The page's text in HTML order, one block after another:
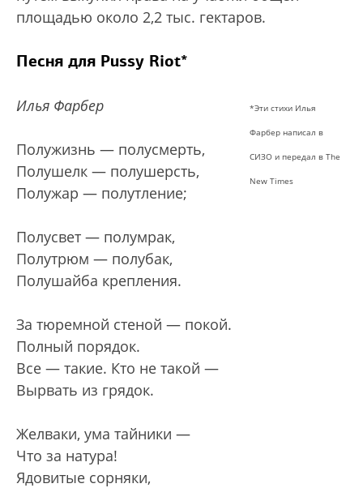
площадью около 2,2 тыс. гектаров.
Песня для Pussy Riot*
*Эти стихи Илья
Фарбер написал в
СИЗО и передал в The
New Times
Илья Фарбер
Полужизнь — полусмерть,
Полушелк — полушерсть,
Полужар — полутление;
Полусвет — полумрак,
Полутрюм — полубак,
Полушайба крепления.
За тюремной стеной — покой.
Полный порядок.
Все — такие. Кто не такой —
Вырвать из грядок.
Желваки, ума тайники —
Что за натура!
Ядовитые сорняки,